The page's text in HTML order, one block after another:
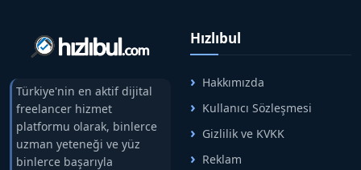
Türkiye'nin en aktif dijital
freelancer hizmet
platformu olarak, binlerce
uzman yeteneği ve yüz
binlerce başarıyla
Hızlıbul
Hakkımızda
Kullanıcı Sözleşmesi
Gizlilik ve KVKK
Reklam